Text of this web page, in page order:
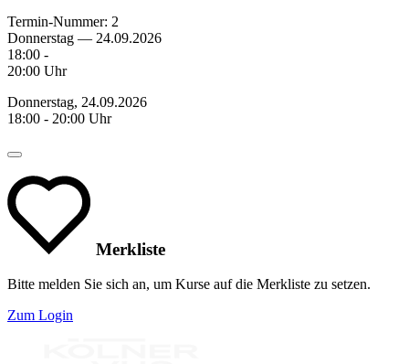
Termin-Nummer: 2
Donnerstag — 24.09.2026
18:00 -
20:00 Uhr
Donnerstag, 24.09.2026
18:00 - 20:00 Uhr
Merkliste
Bitte melden Sie sich an, um Kurse auf die Merkliste zu setzen.
Zum Login